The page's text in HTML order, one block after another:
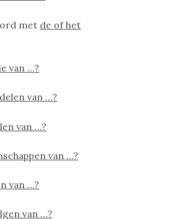
met de of het
van …?
van …?
van …?
van …?
van …?
van …?